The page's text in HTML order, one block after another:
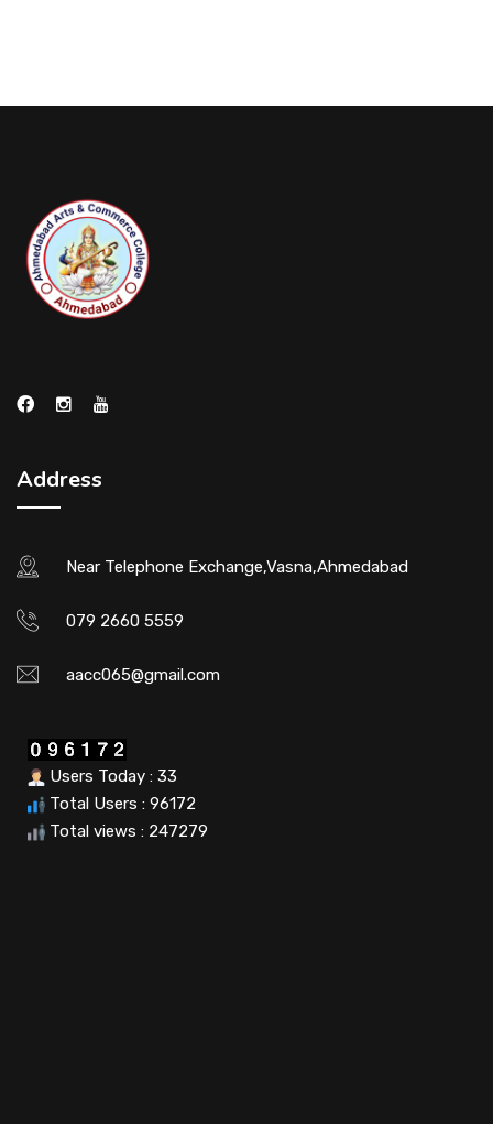
Address
Near Telephone Exchange,Vasna,Ahmedabad
079 2660 5559
aacc065@gmail.com
Users Today : 33
Total Users : 96172
Total views : 247279